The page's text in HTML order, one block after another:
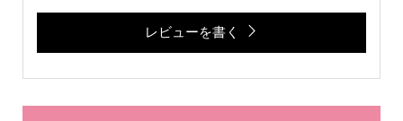
レビューを書く